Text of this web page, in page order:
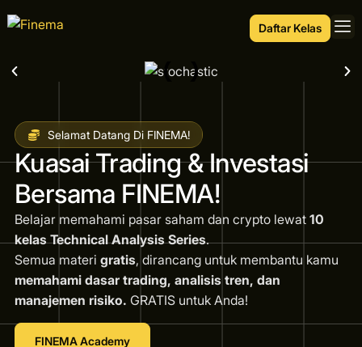
Daftar Kelas
Selamat Datang Di FINEMA!
Kuasai Trading & Investasi
Bersama FINEMA!
Belajar memahami pasar saham dan crypto lewat 10
kelas Technical Analysis Series.
Semua materi gratis, dirancang untuk membantu kamu
memahami dasar trading, analisis tren, dan
manajemen risiko. GRATIS untuk Anda!
FINEMA Academy